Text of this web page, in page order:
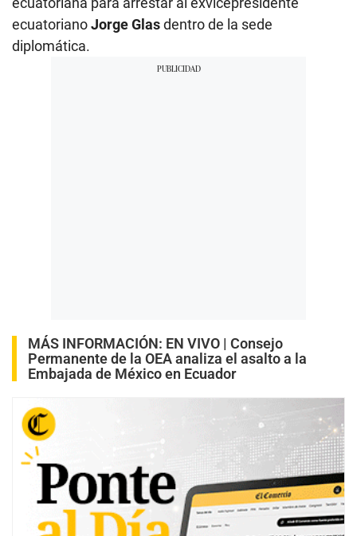
ecuatorianoJorge Glasdentro de la sede
diplomática.
MÁS INFORMACIÓN: EN VIVO | Consejo
Permanente de la OEA analiza el asalto a la
Embajada de México en Ecuador